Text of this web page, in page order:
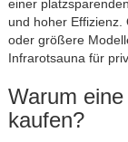
einer
und hoher
oder größere
Infrarotsauna für
Warum
kaufen?